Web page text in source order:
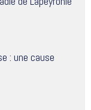
: une cause